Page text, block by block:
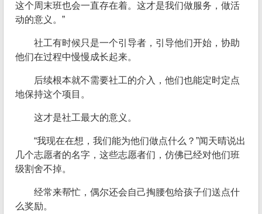
这个周末班也会一直存在着。这才是我们做服务，做活
动的意义。”
社工有时候只是一个引导者，引导他们开始，协助
他们在过程中慢慢成长起来。
后续根本就不需要社工的介入，他们也能定时定点
地保持这个项目。
这才是社工最大的意义。
“我现在在想，我们能为他们做点什么？”闻天晴说出
几个志愿者的名字，这些志愿者们，仿佛已经对他们班
级割舍不掉。
经常来帮忙，偶尔还会自己掏腰包给孩子们送点什
么奖励。